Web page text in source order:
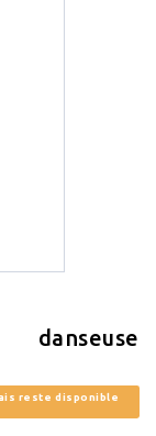
reste disponible